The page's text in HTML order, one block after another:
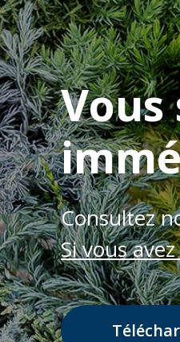
Consultez
Si vous